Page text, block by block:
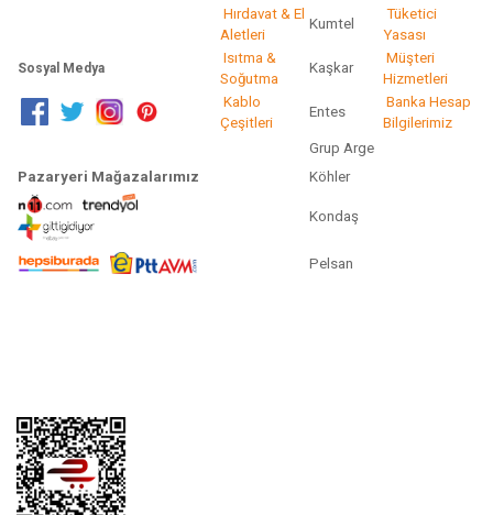
Hırdavat & El
Aletleri
Kumtel
Tüketici
Yasası
Sosyal Medya
Isıtma &
Soğutma
Kaşkar
Müşteri
Hizmetleri
Kablo
Çeşitleri
Entes
Banka Hesap
Bilgilerimiz
Grup Arge
Pazaryeri Mağazalarımız
Köhler
Kondaş
Pelsan